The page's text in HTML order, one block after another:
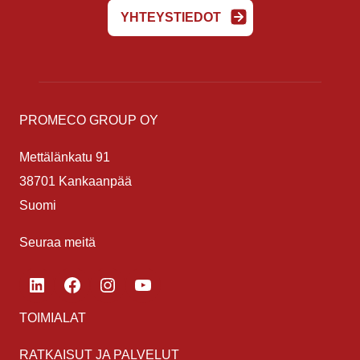
YHTEYSTIEDOT
PROMECO GROUP OY
Mettälänkatu 91
38701 Kankaanpää
Suomi
Seuraa meitä
LinkedInFacebook
TOIMIALAT
RATKAISUT JA PALVELUT